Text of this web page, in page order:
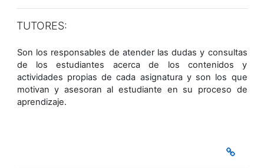
TUTORES:
Son los responsables de atender las dudas y consultas
de los estudiantes acerca de los contenidos y
actividades propias de cada asignatura y son los que
motivan y asesoran al estudiante en su proceso de
aprendizaje.